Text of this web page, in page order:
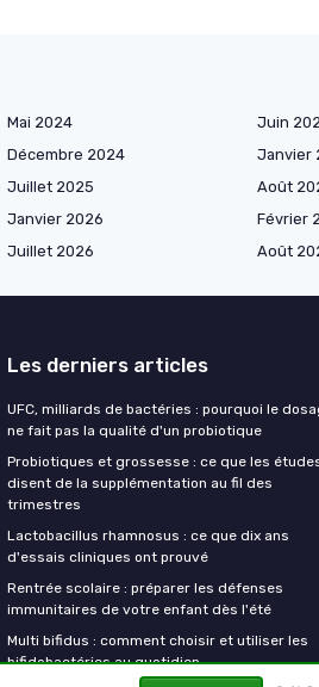
Mai 2024 Juin
Décembre 2024 Janvier
Juillet 2025 Août
Janvier 2026 Février
Juillet 2026 Août
Les derniers articles
UFC, milliards de bactéries : pourquoi le
ne fait pas la qualité d'un probiotique
Probiotiques et grossesse : ce que les
disent de la supplémentation au fil des
trimestres
Lactobacillus rhamnosus : ce que dix ans
d'essais cliniques ont prouvé
Rentrée scolaire : préparer les défenses
immunitaires de votre enfant dès l'été
Multi bifidus : comment choisir et utiliser les
bifidobactéries au quotidien